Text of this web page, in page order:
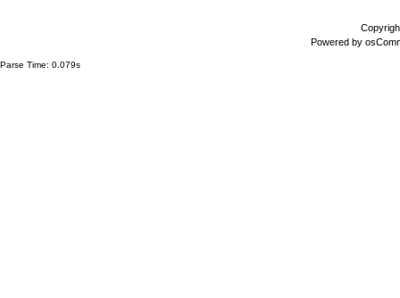
Powered by
Parse Time: 0.079s